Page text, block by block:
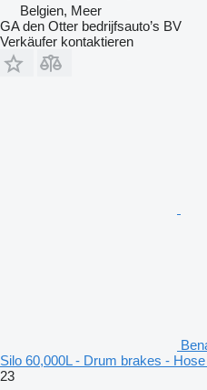
Belgien, Meer
GA den Otter bedrijfsauto’s BV
Verkäufer kontaktieren
Silo 60,000L - Drum brakes -
23